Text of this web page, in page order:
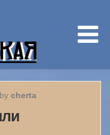
by cherta